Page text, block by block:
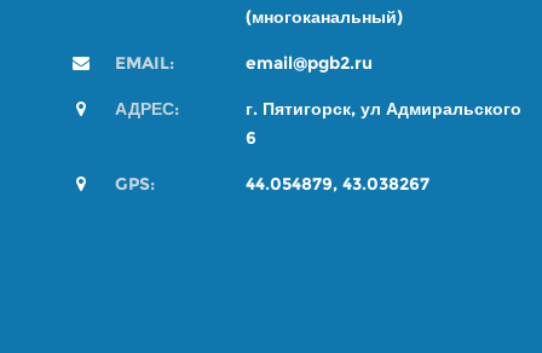
(многоканальный)
EMAIL: email@pgb2.ru
АДРЕС:
г. Пятигорск, ул Адмиральского
6
GPS: 44.054879, 43.038267